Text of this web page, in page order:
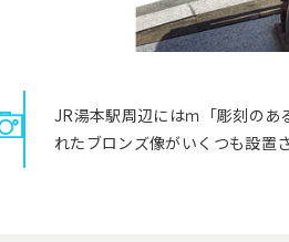
JR湯本駅周辺にはｍ「彫刻のあ
れたブロンズ像がいくつも設置